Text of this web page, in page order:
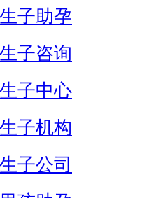
子助孕
子咨询
子中心
子机构
子公司